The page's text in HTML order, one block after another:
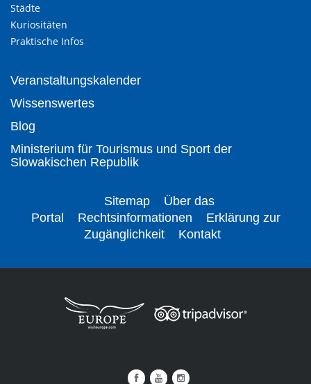
Städte
Kuriositäten
Praktische Infos
Veranstaltungskalender
Wissenswertes
Blog
Ministerium für Tourismus und Sport der
Slowakischen Republik
Sitemap
Über das
Portal
Rechtsinformationen
Erklärung zur
Zugänglichkeit
Kontakt